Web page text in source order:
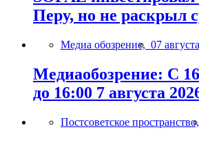
Перу, но не раскрыл
Медиа обозрение, 07
Медиаобозрение: С
до 16:00 7 августа
Постсоветское пространство,